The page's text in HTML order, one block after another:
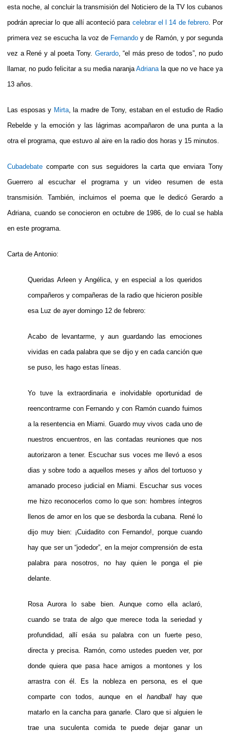
esta noche, al concluir la transmisión del Noticiero de la TV los cubanos
podrán apreciar lo que allí aconteció para celebrar el l 14 de febrero. Por
primera vez se escucha la voz de Fernando y de Ramón, y por segunda
vez a René y al poeta Tony. Gerardo, “el más preso de todos”, no pudo
llamar, no pudo felicitar a su media naranja Adriana la que no ve hace ya
13 años.
Las esposas y Mirta, la madre de Tony, estaban en el estudio de Radio
Rebelde y la emoción y las lágrimas acompañaron de una punta a la
otra el programa, que estuvo al aire en la radio dos horas y 15 minutos.
Cubadebate comparte con sus seguidores la carta que enviara Tony
Guerrero al escuchar el programa y un video resumen de esta
transmisión. También, incluimos el poema que le dedicó Gerardo a
Adriana, cuando se conocieron en octubre de 1986, de lo cual se habla
en este programa.
Carta de Antonio:
Queridas Arleen y Angélica, y en especial a los queridos
compañeros y compañeras de la radio que hicieron posible
esa Luz de ayer domingo 12 de febrero:
Acabo de levantarme, y aun guardando las emociones
vividas en cada palabra que se dijo y en cada canción que
se puso, les hago estas líneas.
Yo tuve la extraordinaria e inolvidable oportunidad de
reencontrarme con Fernando y con Ramón cuando fuimos
a la resentencia en Miami. Guardo muy vivos cada uno de
nuestros encuentros, en las contadas reuniones que nos
autorizaron a tener. Escuchar sus voces me llevó a esos
dias y sobre todo a aquellos meses y años del tortuoso y
amanado proceso judicial en Miami. Escuchar sus voces
me hizo reconocerlos como lo que son: hombres íntegros
llenos de amor en los que se desborda la cubana. René lo
dijo muy bien: ¡Cuidadito con Fernando!, porque cuando
hay que ser un “jodedor”, en la mejor comprensión de esta
palabra para nosotros, no hay quien le ponga el pie
delante.
Rosa Aurora lo sabe bien. Aunque como ella aclaró,
cuando se trata de algo que merece toda la seriedad y
profundidad, allí esáa su palabra con un fuerte peso,
directa y precisa. Ramón, como ustedes pueden ver, por
donde quiera que pasa hace amigos a montones y los
arrastra con él. Es la nobleza en persona, es el que
comparte con todos, aunque en el handball
hay que
matarlo en la cancha para ganarle. Claro que si alguien le
trae una suculenta comida te puede dejar ganar un